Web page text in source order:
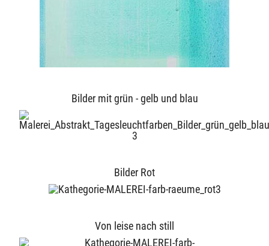
Bilder mit grün - gelb und blau
Bilder Rot
Von leise nach still